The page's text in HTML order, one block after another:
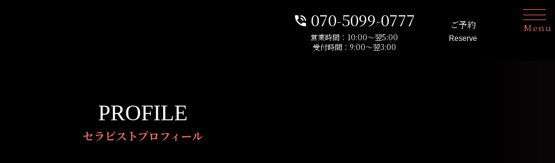
phone_in_talk 070-5099-0777
営業時間：10:00～翌5:00
受付時間：9:00～翌3:00
ご予約
Reserve
Menu
セラピストプロフィール
PROFILE